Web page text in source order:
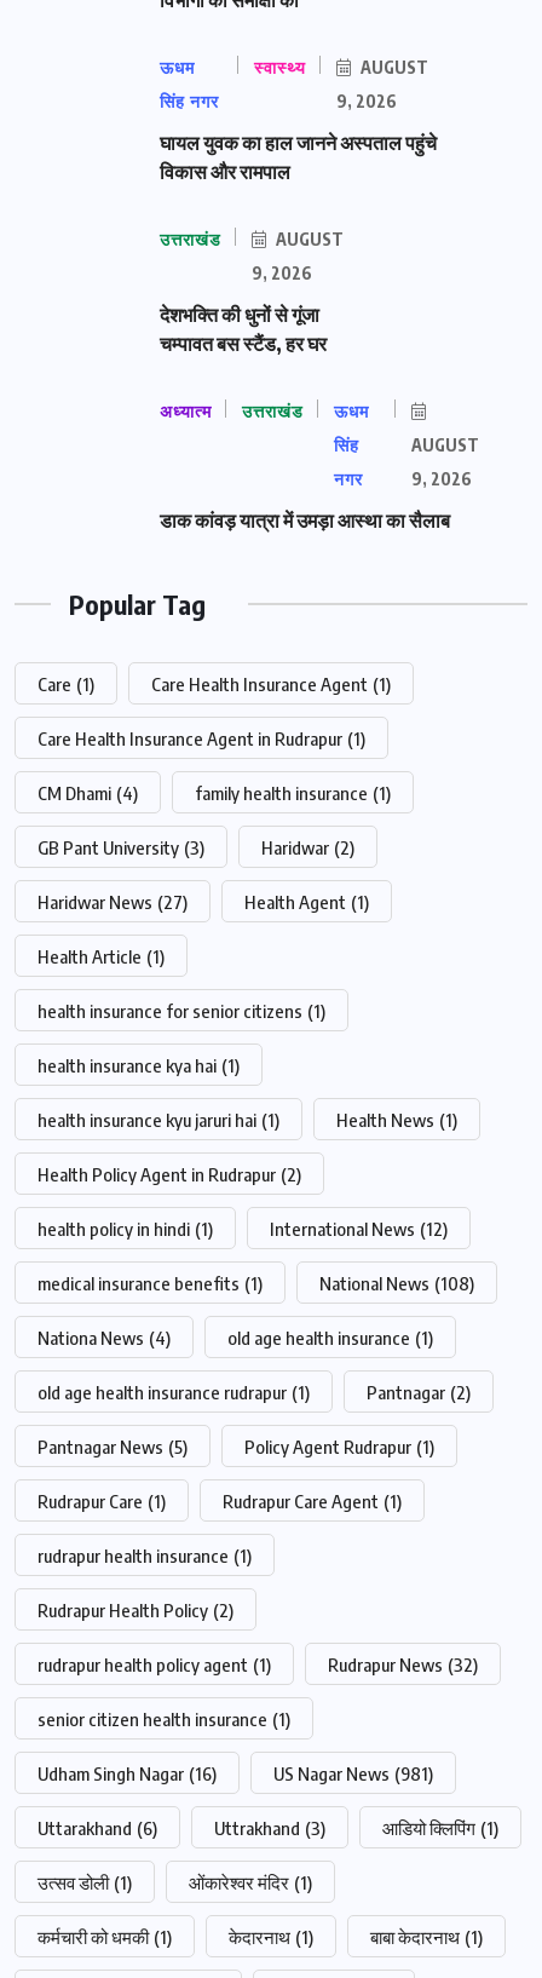
ऊधम
सिंह नगर
स्वास्थ्य
AUGUST
9, 2026
घायल युवक का हाल जानने अस्पताल पहुंचे
विकास और रामपाल
उत्तराखंड
AUGUST
9, 2026
देशभक्ति की धुनों से गूंजा
चम्पावत बस स्टैंड, हर घर
अध्यात्म उत्तराखंड
ऊधम
सिंह
नगर
AUGUST
9, 2026
डाक कांवड़ यात्रा में उमड़ा आस्था का सैलाब
Popular Tag
Care (1) Care Health Insurance Agent (1)
Care Health Insurance Agent in Rudrapur (1)
CM Dhami (4) family health insurance (1)
GB Pant University (3) Haridwar (2)
Haridwar News (27) Health Agent (1)
Health Article (1)
health insurance for senior citizens (1)
health insurance kya hai (1)
health insurance kyu jaruri hai (1) Health News (1)
Health Policy Agent in Rudrapur (2)
health policy in hindi (1) International News (12)
medical insurance benefits (1) National News (108)
Nationa News (4) old age health insurance (1)
old age health insurance rudrapur (1) Pantnagar (2)
Pantnagar News (5) Policy Agent Rudrapur (1)
Rudrapur Care (1) Rudrapur Care Agent (1)
rudrapur health insurance (1)
Rudrapur Health Policy (2)
rudrapur health policy agent (1) Rudrapur News (32)
senior citizen health insurance (1)
Udham Singh Nagar (16) US Nagar News (981)
Uttarakhand (6) Uttrakhand (3) आडियो क्लिपिंग (1)
उत्सव डोली (1) ओंकारेश्वर मंदिर (1)
कर्मचारी को धमकी (1) केदारनाथ (1) बाबा केदारनाथ (1)